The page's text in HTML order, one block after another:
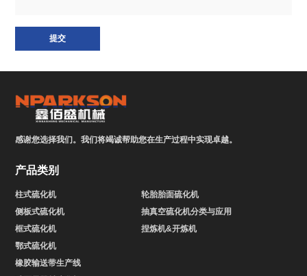
提交
感谢您选择我们。我们将竭诚帮助您在生产过程中实现卓越。
产品类别
柱式硫化机
侧板式硫化机
框式硫化机
鄂式硫化机
橡胶输送带生产线
轮胎胎面硫化机
抽真空硫化机分类与应用
捏炼机&开炼机